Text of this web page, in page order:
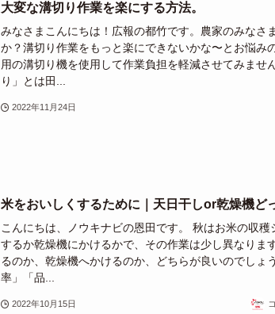
大変な溝切り作業を楽にする方法。
みなさまこんにちは！広報の都竹です。農家のみなさ
か？溝切り作業をもっと楽にできないかな〜とお悩み
用の溝切り機を使用して作業負担を軽減させてみませ
り」とは田...
2022年11月24日
米をおいしくするために｜天日干しor乾燥機ど
こんにちは、ノウキナビの恩田です。 秋はお米の収
するか乾燥機にかけるかで、その作業は少し異なりま
るのか、乾燥機へかけるのか、どちらが良いのでしょ
率」「品...
2022年10月15日